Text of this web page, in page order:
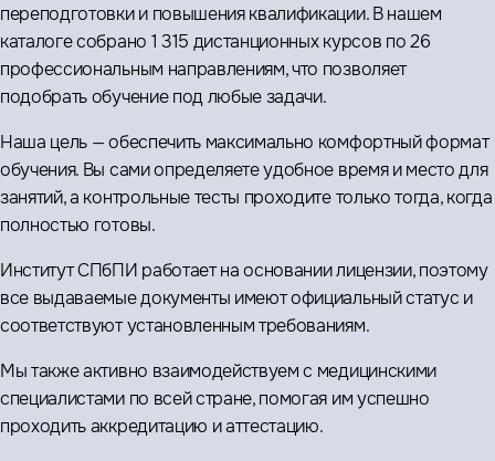
переподготовки и повышения квалификации. В нашем
каталоге собрано 1 315 дистанционных курсов по 26
профессиональным направлениям, что позволяет
подобрать обучение под любые задачи.
Наша цель — обеспечить максимально комфортный формат
обучения. Вы сами определяете удобное время и место для
занятий, а контрольные тесты проходите только тогда, когда
полностью готовы.
Институт СПбПИ работает на основании лицензии, поэтому
все выдаваемые документы имеют официальный статус и
соответствуют установленным требованиям.
Мы также активно взаимодействуем с медицинскими
специалистами по всей стране, помогая им успешно
проходить аккредитацию и аттестацию.